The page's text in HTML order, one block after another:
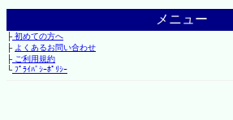
メニュー
├初めての方へ
├ よくあるお問い合わせ
├ご利用規約
└ﾌﾟﾗｲﾊﾞｼｰﾎﾟﾘｼｰ